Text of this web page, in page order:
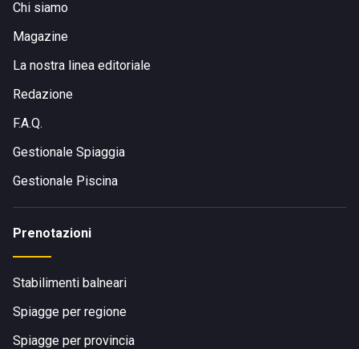
Chi siamo
Magazine
La nostra linea editoriale
Redazione
F.A.Q.
Gestionale Spiaggia
Gestionale Piscina
Prenotazioni
Stabilimenti balneari
Spiagge per regione
Spiagge per provincia